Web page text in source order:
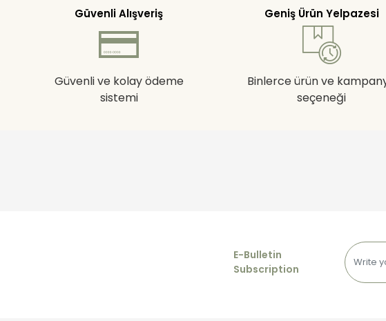
Güvenli Alışveriş
Güvenli ve kolay ödeme
sistemi
Geniş Ürün Yelpazesi
Binlerce ürün ve
seçeneği
E-Bulletin
Subscription